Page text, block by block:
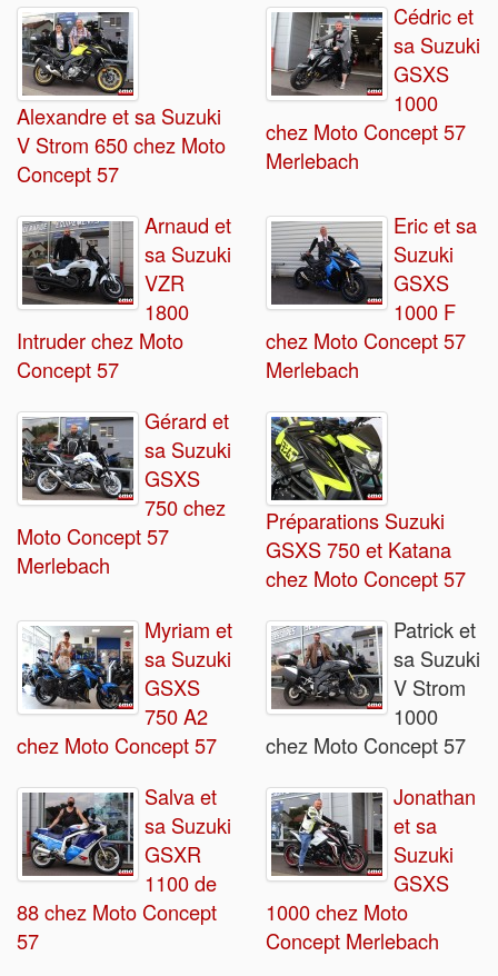
Alexandre et sa Suzuki
V Strom 650 chez Moto
Concept 57
Cédric et
sa Suzuki
GSXS
1000
chez Moto Concept 57
Merlebach
Arnaud et
sa Suzuki
VZR
1800
Intruder chez Moto
Concept 57
Eric et sa
Suzuki
GSXS
1000 F
chez Moto Concept 57
Merlebach
Gérard et
sa Suzuki
GSXS
750 chez
Moto Concept 57
Merlebach
Préparations Suzuki
GSXS 750 et Katana
chez Moto Concept 57
Myriam et
sa Suzuki
GSXS
750 A2
chez Moto Concept 57
Patrick et
sa Suzuki
V Strom
1000
chez Moto Concept 57
Salva et
sa Suzuki
GSXR
1100 de
88 chez Moto Concept
57
Jonathan
et sa
Suzuki
GSXS
1000 chez Moto
Concept Merlebach